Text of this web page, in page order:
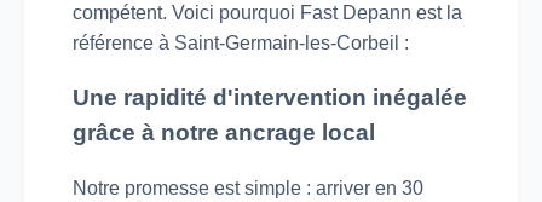
compétent. Voici pourquoi Fast Depann est la
référence à Saint-Germain-les-Corbeil :
Une rapidité d'intervention inégalée
grâce à notre ancrage local
Notre promesse est simple : arriver en 30